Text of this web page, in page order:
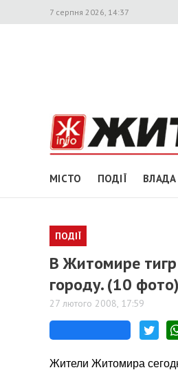
7 серпня 2026, 14:37
МІСТО ПОДІЇ ВЛАДА
ПОДІЇ
В Житомире
городу. (10 фото)
27 лютого 2008, 17:59
Жители Житомира